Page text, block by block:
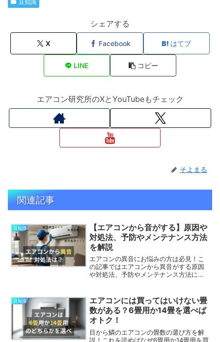
豆知識
シェアする
X Facebook はてブ
LINE コピー
エアコン研究所のXとYouTubeもチェック
そよまる
関連記事
豆知識
【エアコンから音がする】原因や
対処法、予防やメンテナンス方法
を解説
エアコンの異音にお悩みの方は必見！こ
の記事ではエアコンから異音がする原因
や対処法、予防やメンテナンス方法につ
この記事を読めばエアコンの異音の原因
が簡単に特定できます。
豆知識
エアコンには買ってはいけない畳
数がある？6畳用か14畳を選べば
オトク！
目から鱗のエアコンの畳数の選び方を解
説！これを読めばなぜ6畳用か14畳用を買